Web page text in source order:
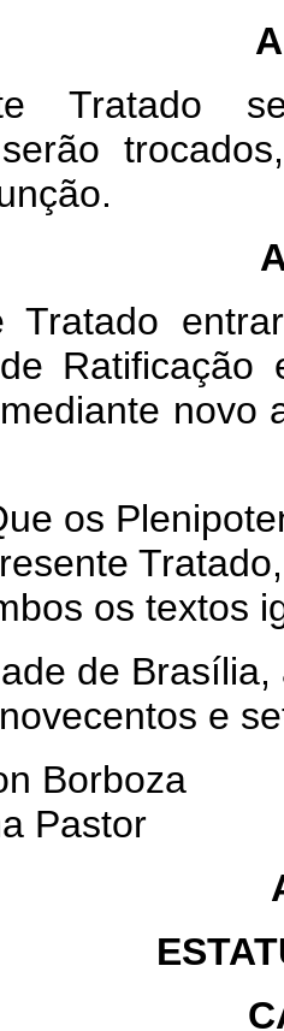
Tratado
Tratado
novo
os
os textos
de
e
Borboza
Pastor